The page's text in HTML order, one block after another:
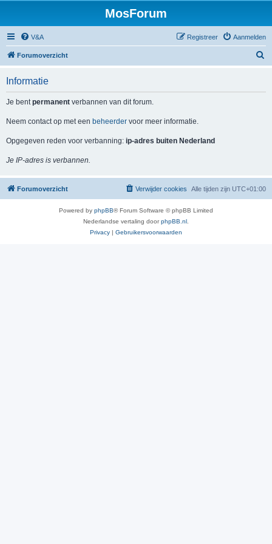
MosForum
V&A Aanmelden
Registreer
Forumoverzicht
Informatie
Je bentpermanent verbannen van dit forum.
Neem contact op met een beheerder voor meer informatie.
Opgegeven reden voor verbanning: ip-adres buiten Nederland
Je IP-adres is verbannen.
Forumoverzicht Alle tijden zijn UTC+01:00
Verwijder cookies
Powered by phpBB® Forum Software © phpBB Limited
Nederlandse vertaling doorphpBB.nl
Privacy | Gebruikersvoorwaarden